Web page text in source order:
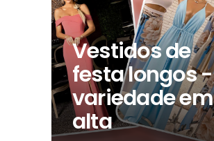
Vestidos de
festa longos -
variedade em
alta